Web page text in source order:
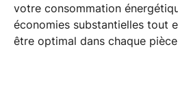
votre consommation
économies substantielles tout
être optimal dans chaque